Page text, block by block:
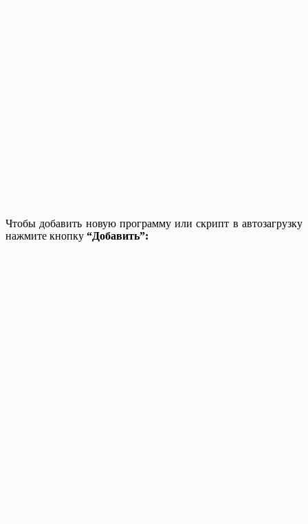
Чтобы добавить новую программу или скрипт в автозагрузку
нажмите кнопку “Добавить”: